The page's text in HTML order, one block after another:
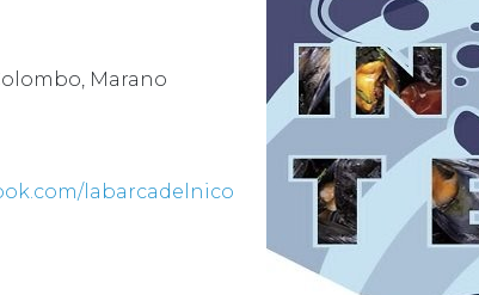
Marano
labarcadelnico